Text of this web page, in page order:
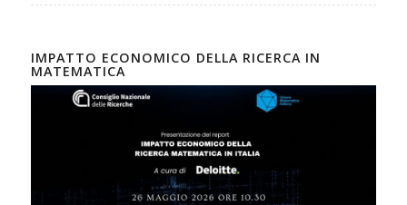
IMPATTO ECONOMICO DELLA RICERCA IN
MATEMATICA